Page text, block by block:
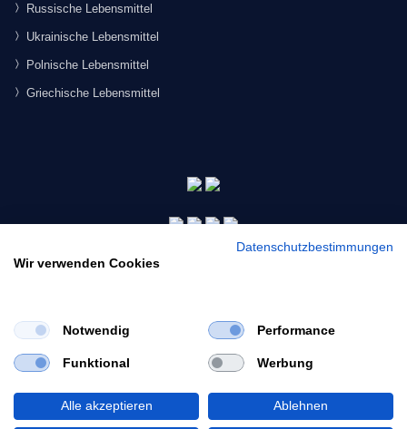
Would you like to view our site in English?
Switch to English
Russische Lebensmittel
Ukrainische Lebensmittel
Polnische Lebensmittel
Griechische Lebensmittel
© 2026 Morgenmarkt.de GmbH. Alle Rechte vorbehalten.
Datenschutzbestimmungen
Wir verwenden Cookies
Notwendig Performance
Funktional Werbung
Alle akzeptieren Ablehnen